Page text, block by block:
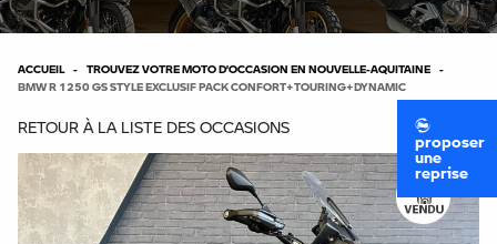
proposer
une
reprise
ACCUEIL
TROUVEZ VOTRE MOTO D’OCCASION EN NOUVELLE-AQUITAINE
BMW R 1250 GS STYLE EXCLUSIF PACK CONFORT+TOURING+DYNAMIC
RETOUR À LA LISTE DES OCCASIONS